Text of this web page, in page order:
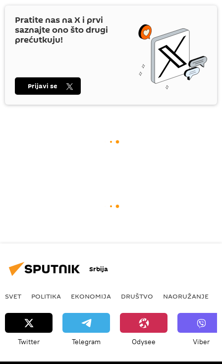
Pratite nas naX i prvi
saznajte ono što drugi
prećutkuju!
Prijavi se
Srbija
SVET POLITIKA EKONOMIJA DRUŠTVO NAORUŽANJE
Twitter Telegram Odysee Viber